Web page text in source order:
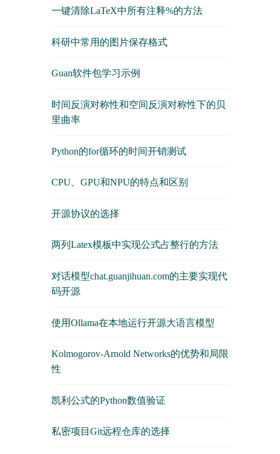
一键清除LaTeX中所有注释%的方法
科研中常用的图片保存格式
Guan软件包学习示例
时间反演对称性和空间反演对称性下的贝
里曲率
Python的for循环的时间开销测试
CPU、GPU和NPU的特点和区别
开源协议的选择
两列Latex模板中实现公式占整行的方法
对话模型chat.guanjihuan.com的主要实现代
码开源
使用Ollama在本地运行开源大语言模型
Kolmogorov-Arnold Networks的优势和局限
性
凯利公式的Python数值验证
私密项目Git远程仓库的选择